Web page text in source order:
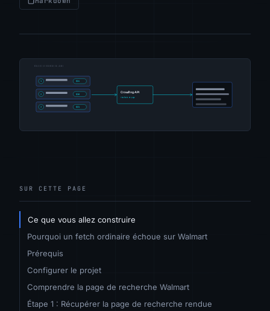
SUR CETTE PAGE
Ce que vous allez construire
Pourquoi un fetch ordinaire échoue sur Walmart
Prérequis
Configurer le projet
Comprendre la page de recherche Walmart
Étape 1 : Récupérer la page de recherche rendue